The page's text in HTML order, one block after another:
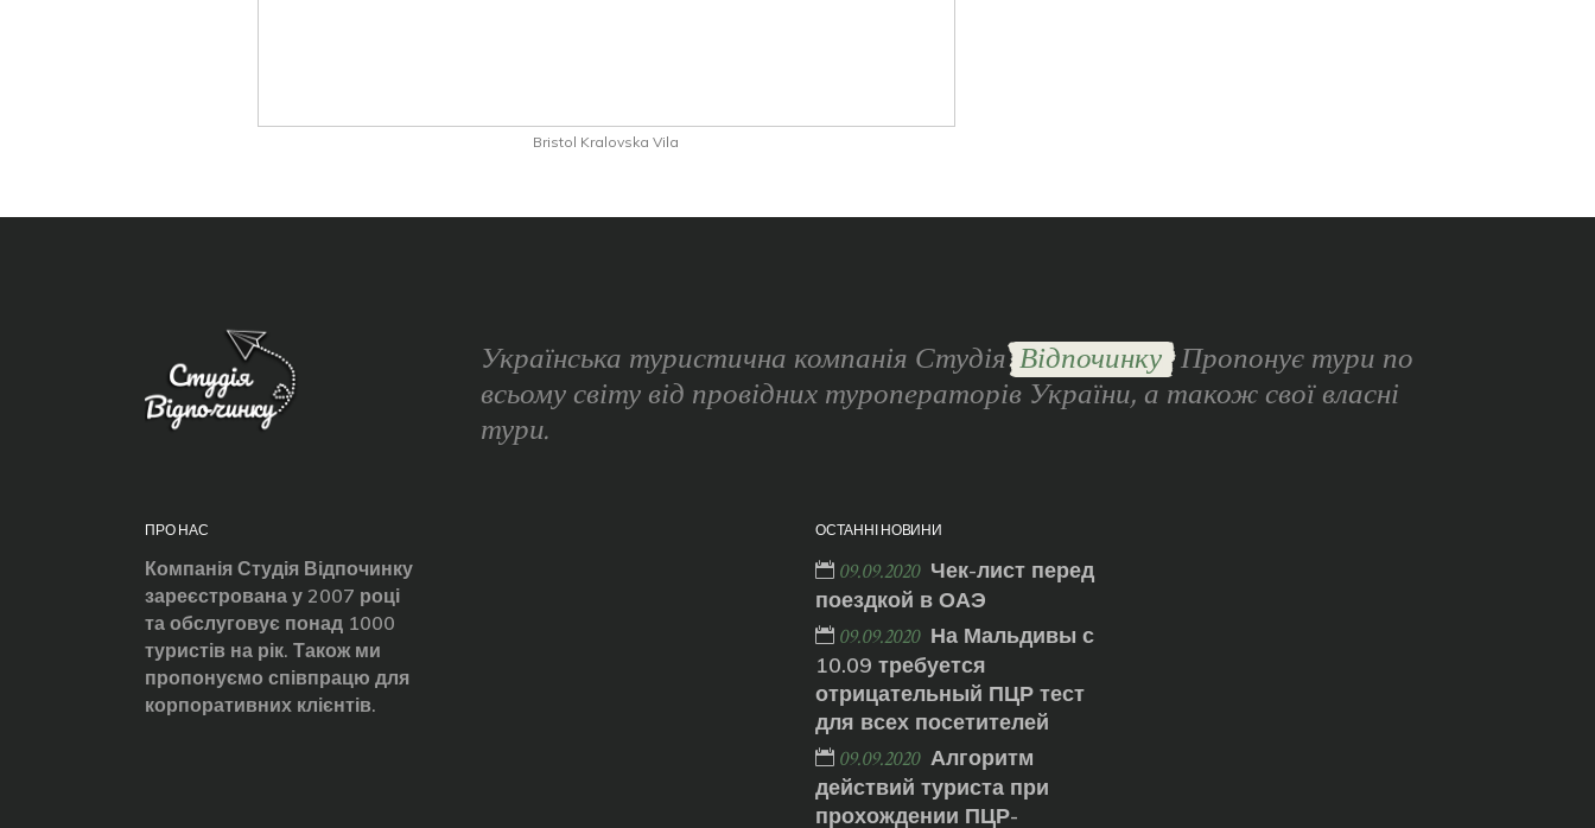
Bristol Kralovska Vila
Українська туристична компанія СтудіяВідпочинку Пропонує тури по
всьому світу від провідних туроператорів України, а також свої власні
тури.
ПРО НАС
Компанія Студія Відпочинку
зареєстрована у 2007 році
та обслуговує понад 1000
туристів на рік. Також ми
пропонуємо співпрацю для
корпоративних клієнтів.
ОСТАННІ НОВИНИ
09.09.2020 Чек-лист перед
поездкой в ОАЭ
09.09.2020 На Мальдивы с
10.09 требуется
отрицательный ПЦР тест
для всех посетителей
09.09.2020 Алгоритм
действий туриста при
прохождении ПЦР-